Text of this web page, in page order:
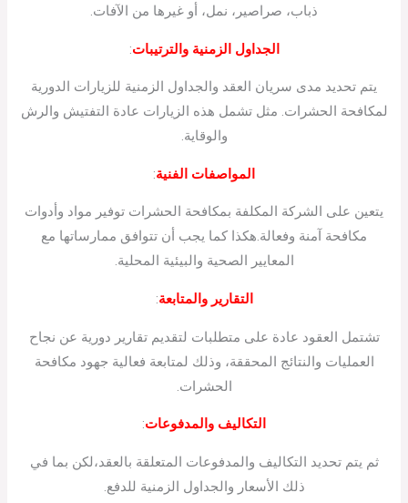
ذباب، صراصير، نمل، أو غيرها من الآفات.
الجداول الزمنية والترتيبات:
يتم تحديد مدى سريان العقد والجداول الزمنية للزيارات الدورية
لمكافحة الحشرات. مثل تشمل هذه الزيارات عادة التفتيش والرش
والوقاية.
المواصفات الفنية:
يتعين على الشركة المكلفة بمكافحة الحشرات توفير مواد وأدوات
مكافحة آمنة وفعالة.هكذا كما يجب أن تتوافق ممارساتها مع
المعايير الصحية والبيئية المحلية.
التقارير والمتابعة:
تشتمل العقود عادة على متطلبات لتقديم تقارير دورية عن نجاح
العمليات والنتائج المحققة، وذلك لمتابعة فعالية جهود مكافحة
الحشرات.
التكاليف والمدفوعات:
ثم يتم تحديد التكاليف والمدفوعات المتعلقة بالعقد،لكن بما في
ذلك الأسعار والجداول الزمنية للدفع.